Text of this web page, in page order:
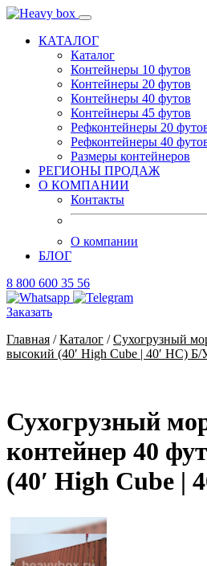
КАТАЛОГ
Каталог
Контейнеры 10 футов
Контейнеры 20 футов
Контейнеры 40 футов
Контейнеры 45 футов
Рефконтейнеры 20
Рефконтейнеры 40
Размеры контейнеров
РЕГИОНЫ ПРОДАЖ
О КОМПАНИИ
Контакты
О компании
БЛОГ
8 800 600 35 56
Заказать
Главная /Каталог /Сухогрузный
высокий (40′ High Cube | 40′ HC) Б/
Сухогрузный
контейнер 40
(40′ High Cube |